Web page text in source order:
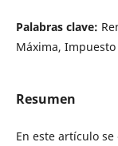
Palabras clave:
Máxima,
Resumen
En este artículo